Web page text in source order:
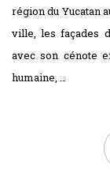
région du Yucatan
ville, les façades
avec son cénote
humaine, …